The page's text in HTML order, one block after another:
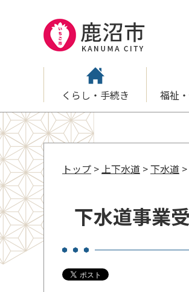
くらし・手続き 福祉
トップ >上下水道 >下水道 >
下水道事業